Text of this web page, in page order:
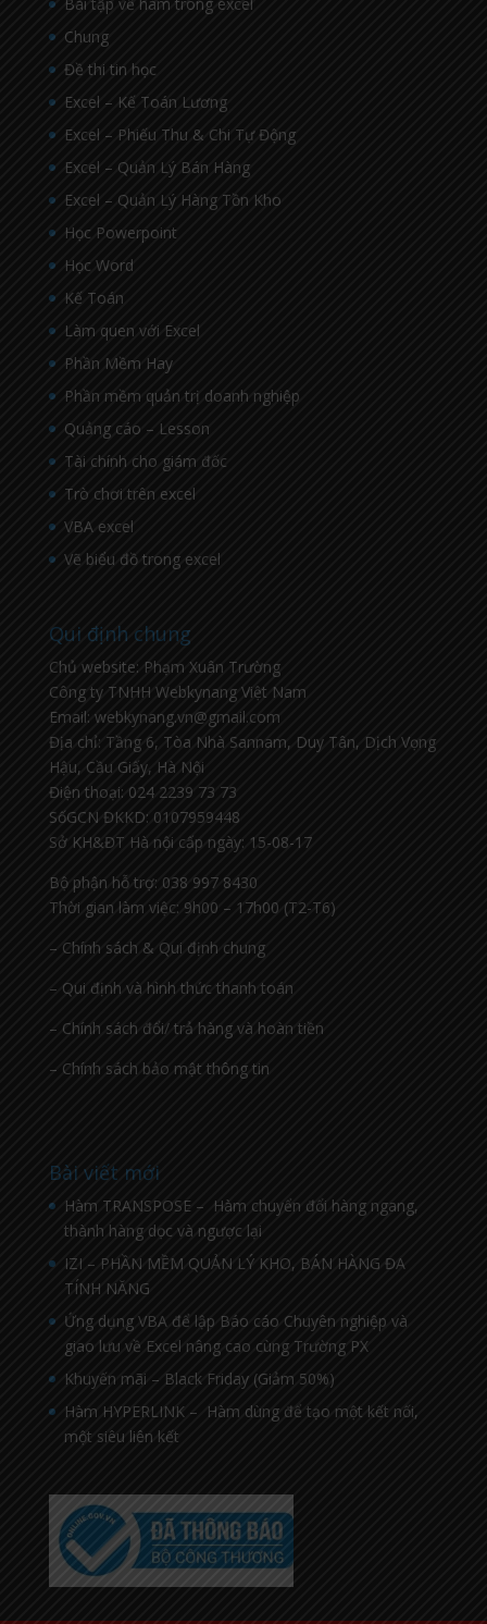
Chung
Đề thi tin học
Excel – Kế Toán Lương
Excel – Phiếu Thu & Chi Tự Động
Excel – Quản Lý Bán Hàng
Excel – Quản Lý Hàng Tồn Kho
Học Powerpoint
Học Word
Kế Toán
Làm quen với Excel
Phần Mềm Hay
Phần mềm quản trị doanh nghiệp
Quảng cáo – Lesson
Tài chính cho giám đốc
Trò chơi trên excel
VBA excel
Vẽ biểu đồ trong excel
Qui định chung
Chủ website: Phạm Xuân Trường
Công ty TNHH Webkynang Việt Nam
Email: webkynang.vn@gmail.com
Địa chỉ: Tầng 6, Tòa Nhà Sannam, Duy Tân, Dịch Vọng
Hậu, Cầu Giấy, Hà Nội
Điện thoại: 024 2239 73 73
SốGCN ĐKKD: 0107959448
Sở KH&ĐT Hà nội cấp ngày: 15-08-17
Bộ phận hỗ trợ: 038 997 8430
Thời gian làm việc: 9h00 – 17h00 (T2-T6)
– Chính sách & Qui định chung
– Qui định và hình thức thanh toán
– Chính sách đổi/ trả hàng và hoàn tiền
– Chính sách bảo mật thông tin
Bài viết mới
Hàm TRANSPOSE – Hàm chuyển đổi hàng ngang,
thành hàng dọc và ngược lại
IZI – PHẦN MỀM QUẢN LÝ KHO, BÁN HÀNG ĐA
TÍNH NĂNG
Ứng dụng VBA để lập Báo cáo Chuyên nghiệp và
giao lưu về Excel nâng cao cùng Trường PX
Khuyến mãi – Black Friday (Giảm 50%)
Hàm HYPERLINK – Hàm dùng để tạo một kết nối,
một siêu liên kết